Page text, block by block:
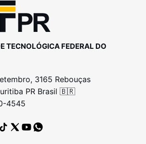
TECNOLÓGICA FEDERAL DO
3165 Rebouças
PR Brasil 🇧🇷
4545